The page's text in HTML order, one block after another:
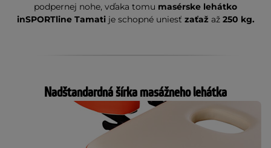
podpernej nohe, vďaka tomu masérske lehátko
inSPORTline Tamatije schopné uniesť zaťažaž 250 kg.
Nadštandardná šírka masážneho lehátka